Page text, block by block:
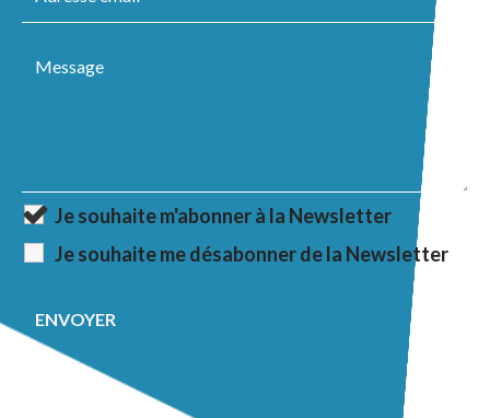
Je souhaite m'abonner à la Newsletter
Je souhaite me désabonner de la Newsletter